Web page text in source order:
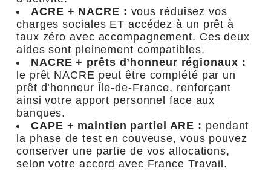
ACRE + NACRE : vous réduisez vos
charges sociales ET accédez à un prêt à
taux zéro avec accompagnement. Ces deux
aides sont pleinement compatibles.
NACRE + prêts d’honneur régionaux :
le prêt NACRE peut être complété par un
prêt d’honneur Île-de-France, renforçant
ainsi votre apport personnel face aux
banques.
CAPE + maintien partiel ARE : pendant
la phase de test en couveuse, vous pouvez
conserver une partie de vos allocations,
selon votre accord avec France Travail.